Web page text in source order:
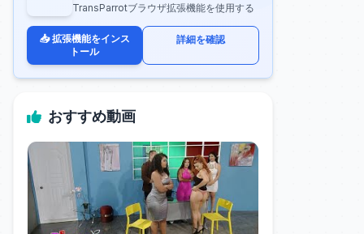
TransParrotブラウザ拡張機能を使用する
📥 拡張機能をインス
トール
詳細を確認
おすすめ動画